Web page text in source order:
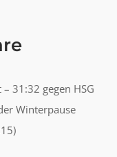
31:32 gegen HSG
Winterpause